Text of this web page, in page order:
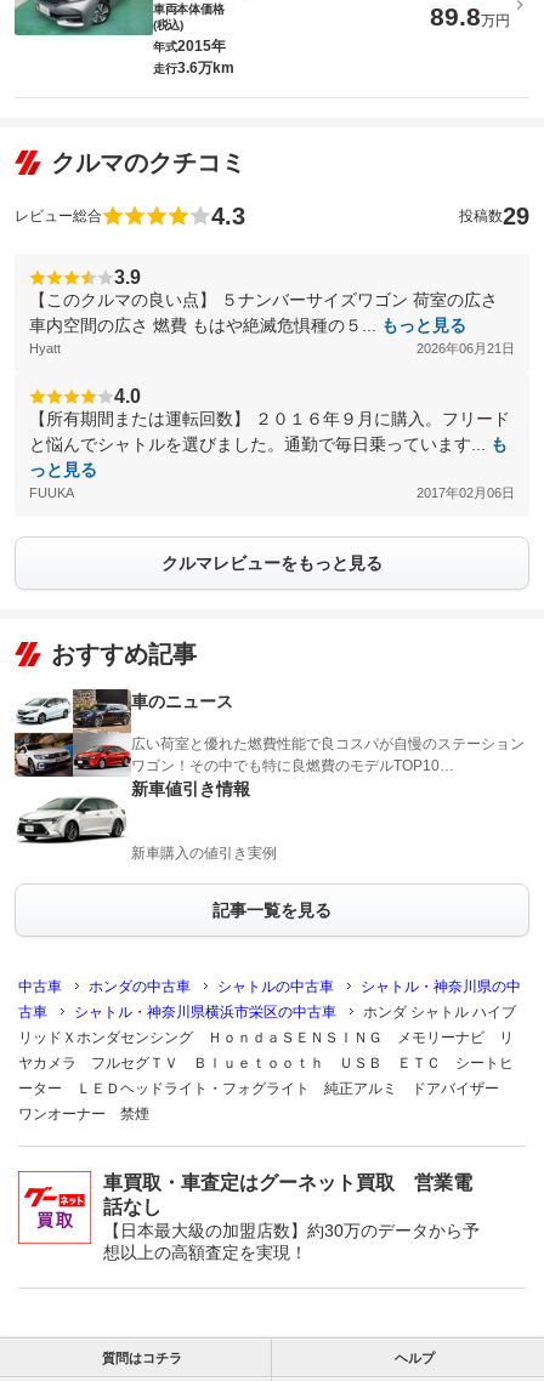
車両本体価格
(税込)
89.8万円
年式2015年
走行3.6万km
クルマのクチコミ
レビュー総合 4.3 投稿数29
3.9
【このクルマの良い点】 ５ナンバーサイズワゴン 荷室の広さ
車内空間の広さ 燃費 もはや絶滅危惧種の５...
もっと見る
Hyatt 2026年06月21日
4.0
【所有期間または運転回数】 ２０１６年９月に購入。フリード
と悩んでシャトルを選びました。通勤で毎日乗っています...
も
っと見る
FUUKA 2017年02月06日
クルマレビューをもっと見る
おすすめ記事
車のニュース
広い荷室と優れた燃費性能で良コスパが自慢のステーション
ワゴン！その中でも特に良燃費のモデルTOP10…
新車値引き情報
新車購入の値引き実例
記事一覧を見る
中古車 ホンダの中古車 シャトルの中古車
シャトル・神奈川県の中
古車
シャトル・神奈川県横浜市栄区の中古車
ホンダ シャトル ハイブ
リッドＸホンダセンシング ＨｏｎｄａＳＥＮＳＩＮＧ メモリーナビ リ
ヤカメラ フルセグＴＶ Ｂｌｕｅｔｏｏｔｈ ＵＳＢ ＥＴＣ シートヒ
ーター ＬＥＤヘッドライト・フォグライト 純正アルミ ドアバイザー
ワンオーナー 禁煙
車買取・車査定はグーネット買取 営業電
話なし
【日本最大級の加盟店数】約30万のデータから予
想以上の高額査定を実現！
質問はコチラ ヘルプ